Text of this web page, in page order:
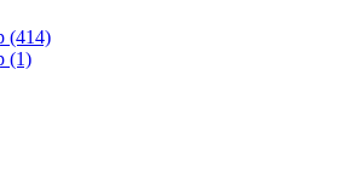
(414)
(1)